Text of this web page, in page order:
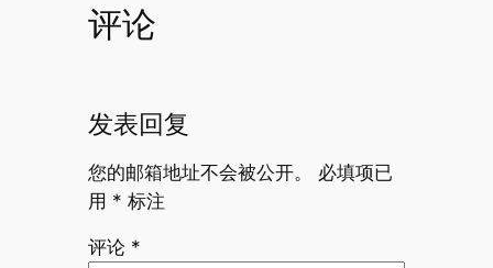
评论
发表回复
您的邮箱地址不会被公开。
必填项已
用 * 标注
评论 *